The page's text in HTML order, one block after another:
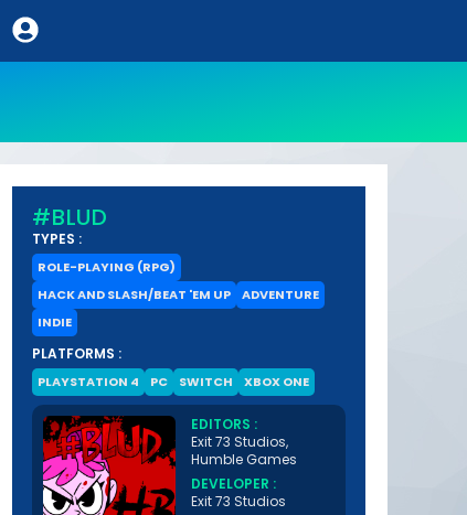
#BLUD
TYPES :
ROLE-PLAYING (RPG)
HACK AND SLASH/BEAT 'EM UP
ADVENTURE
INDIE
PLATFORMS :
PLAYSTATION 4 PC SWITCH XBOX ONE
EDITORS :
Exit 73 Studios,
Humble Games
DEVELOPER :
Exit 73 Studios